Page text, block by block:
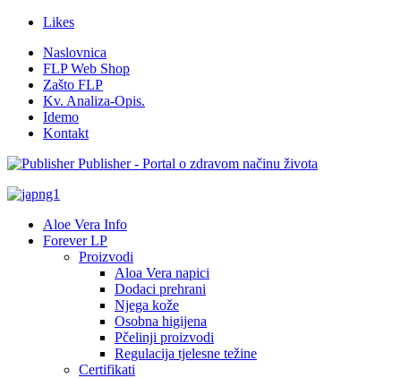
Likes
Naslovnica
FLP Web Shop
Zašto FLP
Kv. Analiza-Opis.
Idemo
Kontakt
Publisher - Portal o zdravom načinu života
Aloe Vera Info
Forever LP
Proizvodi
Aloa Vera napici
Dodaci prehrani
Njega kože
Osobna higijena
Pčelinji proizvodi
Regulacija tjelesne težine
Certifikati